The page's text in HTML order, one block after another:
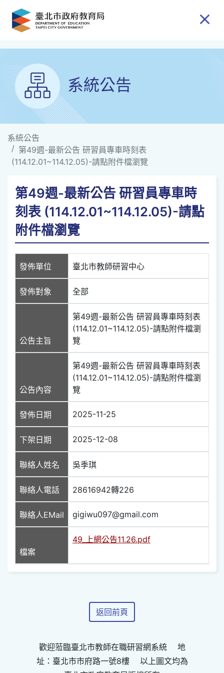
跳到主要內容
系統公告
系統公告
第49週-最新公告 研習員專車時刻表
(114.12.01~114.12.05)-請點附件檔瀏覽
第49週-最新公告 研習員專車時
刻表 (114.12.01~114.12.05)-請點
附件檔瀏覽
發佈單位 臺北市教師研習中心
發佈對象 全部
公告主旨
第49週-最新公告 研習員專車時刻表
(114.12.01~114.12.05)-請點附件檔瀏
覽
公告內容
第49週-最新公告 研習員專車時刻表
(114.12.01~114.12.05)-請點附件檔瀏
覽
發佈日期 2025-11-25
下架日期 2025-12-08
聯絡人姓名 吳季琪
聯絡人電話 28616942轉226
聯絡人EMail gigiwu097@gmail.com
檔案
49_上網公告11.26.pdf
返回前頁
歡迎蒞臨臺北市教師在職研習網系統 地
址：臺北市市府路一號8樓 以上圖文均為